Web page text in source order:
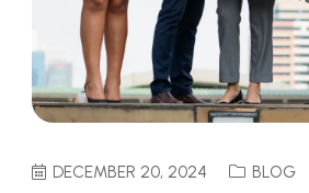
DECEMBER 20, 2024 BLOG